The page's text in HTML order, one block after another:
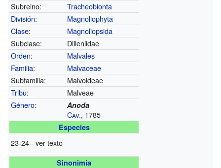
Subreino:
Tracheobionta
División:
Magnoliophyta
Clase:
Magnoliopsida
Subclase:
Dilleniidae
Orden:
Malvales
Familia:
Malvaceae
Subfamilia:
Malvoideae
Tribu:
Malveae
Género: Anoda
Cav., 1785
Especies
23-24 - ver texto
Sinonimia